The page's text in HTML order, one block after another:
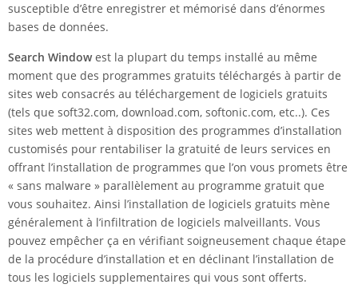
susceptible d’être enregistrer et mémorisé dans d’énormes
bases de données.
Search Windowest la plupart du temps installé au même
moment que des programmes gratuits téléchargés à partir de
sites web consacrés au téléchargement de logiciels gratuits
(tels que soft32.com, download.com, softonic.com, etc..). Ces
sites web mettent à disposition des programmes d’installation
customisés pour rentabiliser la gratuité de leurs services en
offrant l’installation de programmes que l’on vous promets être
« sans malware » parallèlement au programme gratuit que
vous souhaitez. Ainsi l’installation de logiciels gratuits mène
généralement à l’infiltration de logiciels malveillants. Vous
pouvez empêcher ça en vérifiant soigneusement chaque étape
de la procédure d’installation et en déclinant l’installation de
tous les logiciels supplementaires qui vous sont offerts.